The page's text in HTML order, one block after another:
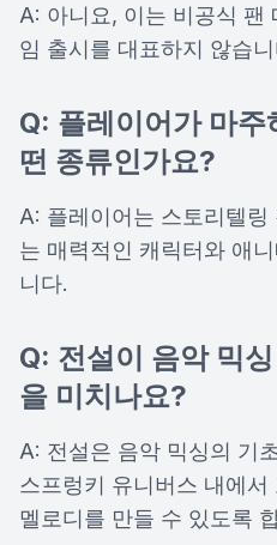
A: 아니요, 이는 비공식 팬
임 출시를 대표하지 않습
Q: 플레이어가 마주
떤 종류인가요?
A: 플레이어는 스토리텔
는 매력적인 캐릭터와 애
니다.
Q: 전설이 음악 믹
을 미치나요?
A: 전설은 음악 믹싱의 기
스프렁키 유니버스 내에
멜로디를 만들 수 있도록